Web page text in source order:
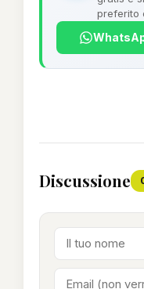
preferito
Discussione